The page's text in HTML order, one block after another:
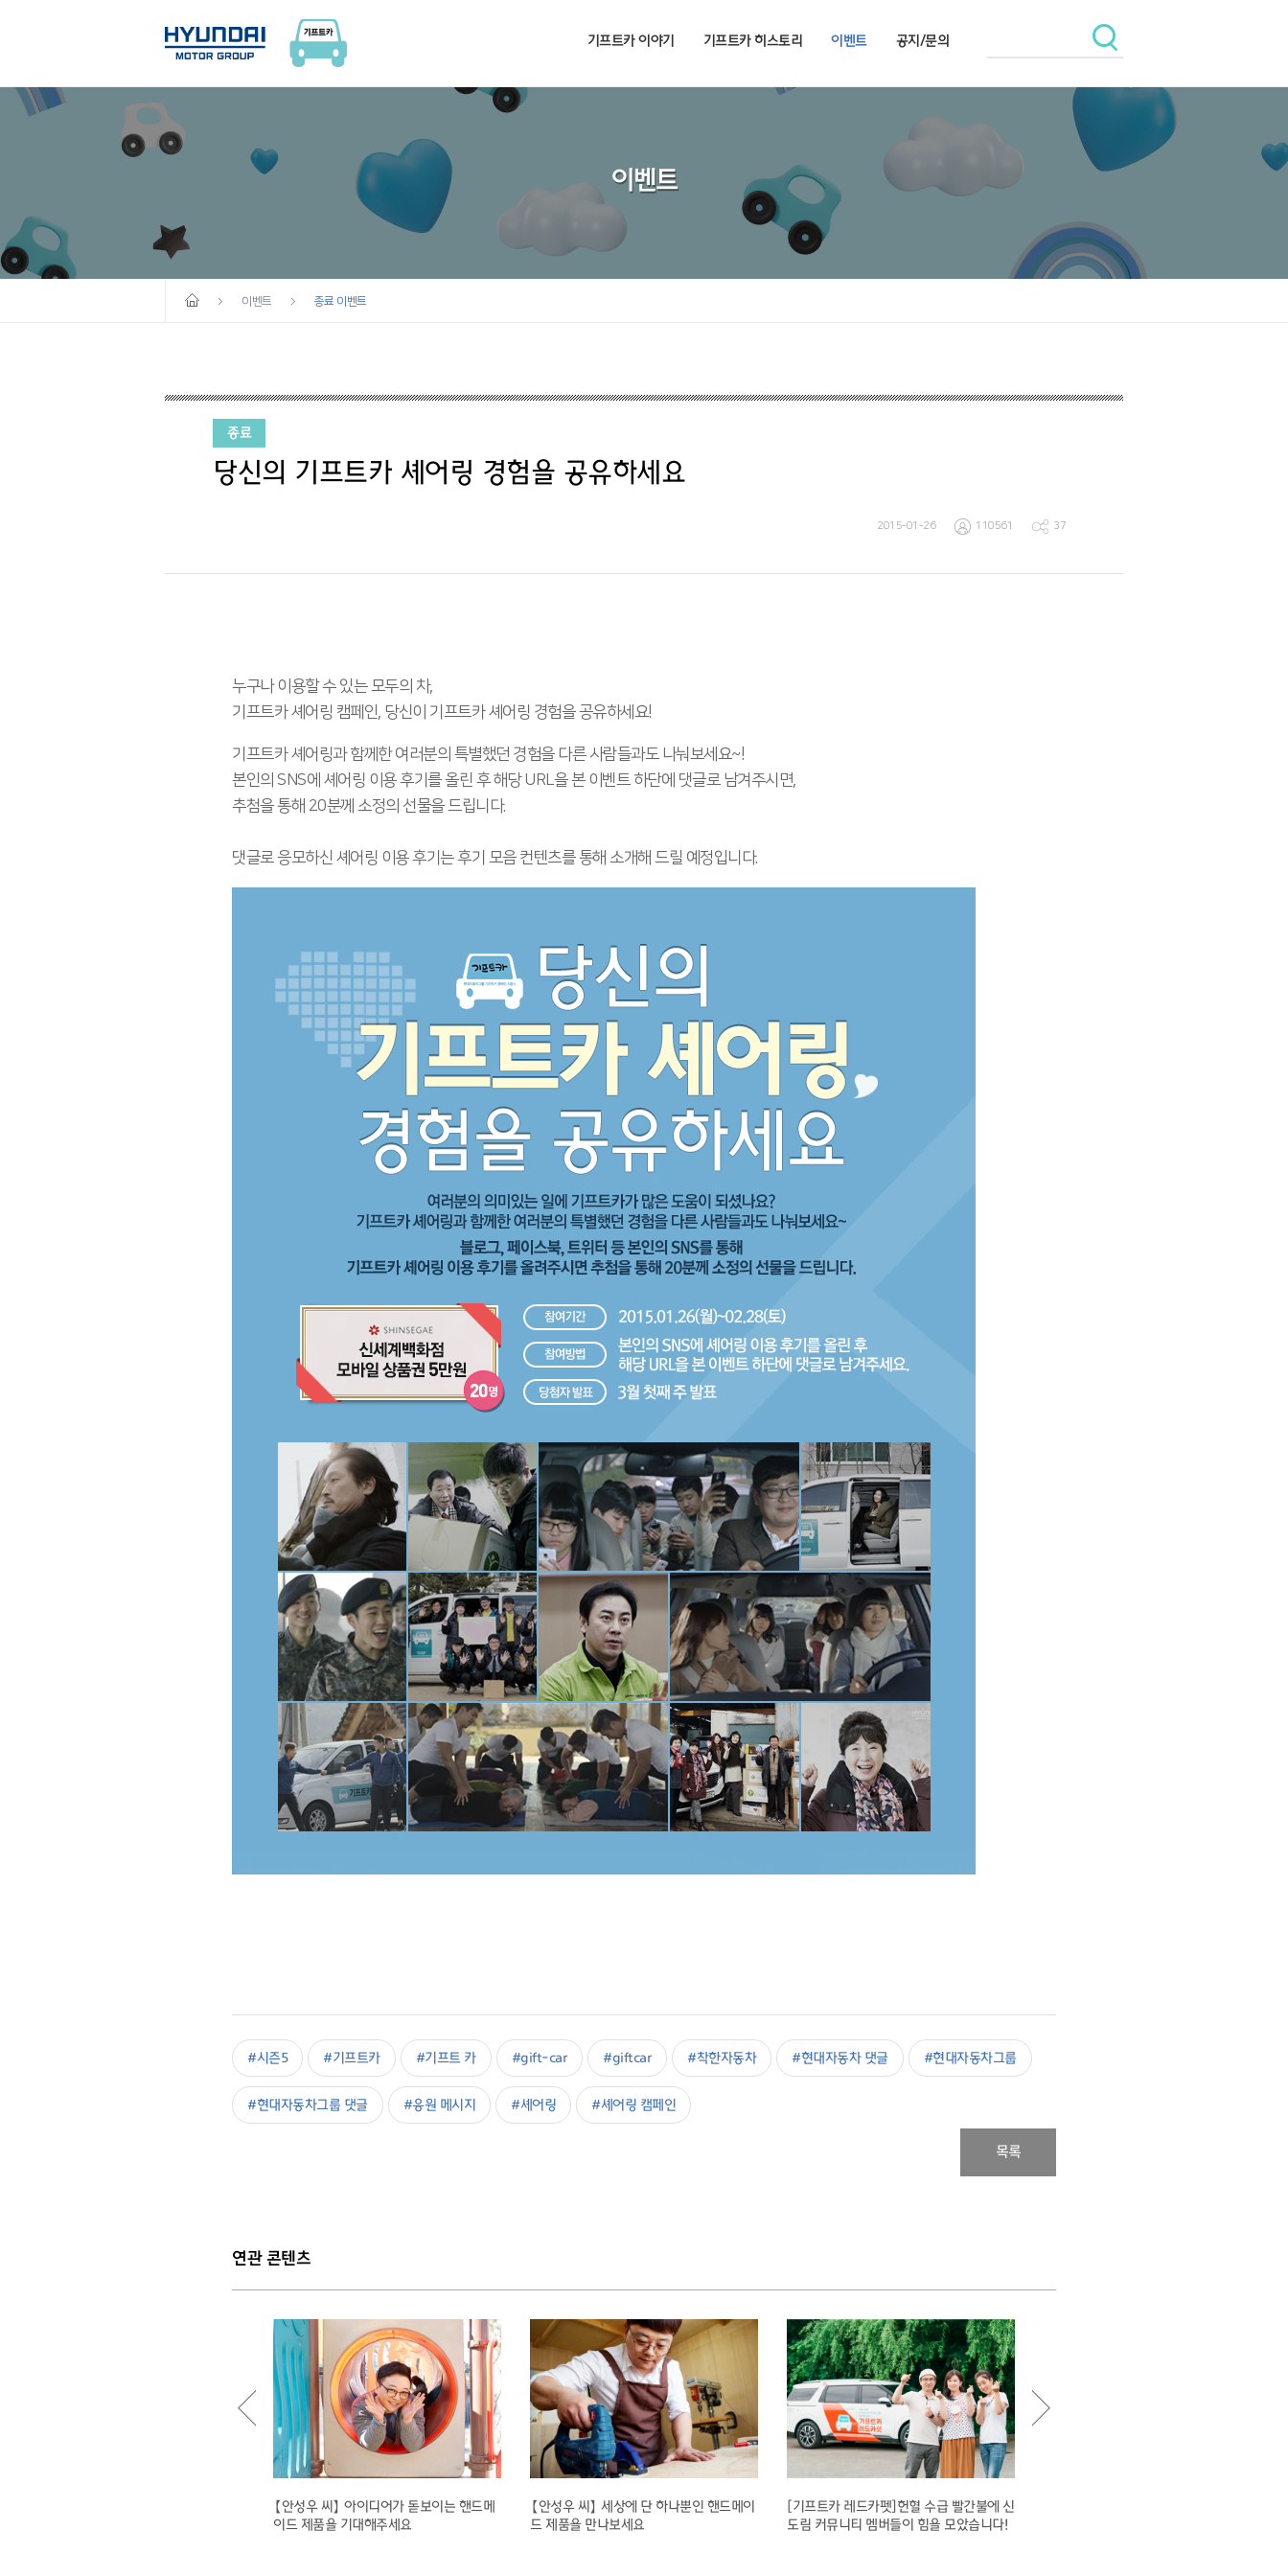
기프트카 이야기 기프트카 히스토리 이벤트 공지/문의
이벤트
이벤트 종료 이벤트
종료
당신의 기프트카 셰어링 경험을 공유하세요
2015-01-26 110561 37
누구나 이용할 수 있는 모두의 차,
기프트카 셰어링 캠페인, 당신이 기프트카 셰어링 경험을 공유하세요!
기프트카 셰어링과 함께한 여러분의 특별했던 경험을 다른 사람들과도 나눠보세요~!
본인의 SNS에 셰어링 이용 후기를 올린 후 해당 URL을 본 이벤트 하단에 댓글로 남겨주시면,
추첨을 통해 20분께 소정의 선물을 드립니다.
댓글로 응모하신 셰어링 이용 후기는 후기 모음 컨텐츠를 통해 소개해 드릴 예정입니다.
#시즌5 #기프트카 #기프트 카 #gift-car #giftcar #착한자동차 #현대자동차 댓글 #현대자동차그룹
#현대자동차그룹 댓글 #응원 메시지 #셰어링 #셰어링 캠페인
목록
연관 콘텐츠
【안성우 씨】 아이디어가 돋보이는 핸드메
이드 제품을 기대해주세요
【안성우 씨】 세상에 단 하나뿐인 핸드메이
드 제품을 만나보세요
[기프트카 레드카펫]헌혈 수급 빨간불에 신
도림 커뮤니티 멤버들이 힘을 모았습니다!